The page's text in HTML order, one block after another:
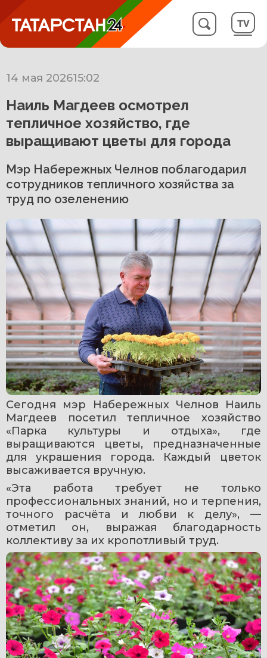
14 мая 202615:02
Наиль Магдеев осмотрел
тепличное хозяйство, где
выращивают цветы для города
Мэр Набережных Челнов поблагодарил
сотрудников тепличного хозяйства за
труд по озеленению
Сегодня мэр Набережных Челнов Наиль
Магдеев посетил тепличное хозяйство
«Парка культуры и отдыха», где
выращиваются цветы, предназначенные
для украшения города. Каждый цветок
высаживается вручную.
«Эта работа требует не только
профессиональных знаний, но и терпения,
точного расчёта и любви к делу», —
отметил он, выражая благодарность
коллективу за их кропотливый труд.